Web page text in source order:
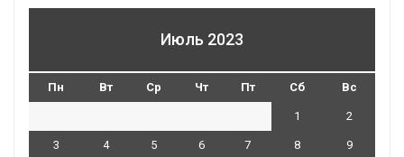
Июль 2023
Пн Вт Ср Чт Пт Сб Вс
1 2
3 4 5 6 7 8 9